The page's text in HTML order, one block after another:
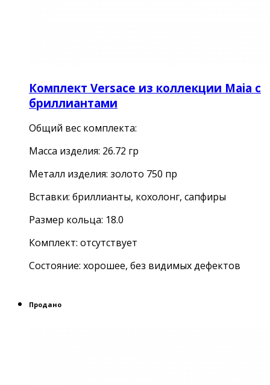
Комплект Versace из коллекции Maia с
бриллиантами
Общий вес комплекта:
Масса изделия: 26.72 гр
Металл изделия: золото 750 пр
Вставки: бриллианты, кохолонг, сапфиры
Размер кольца: 18.0
Комплект: отсутствует
Состояние: хорошее, без видимых дефектов
Продано